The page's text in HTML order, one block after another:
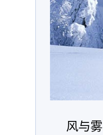
风与雾